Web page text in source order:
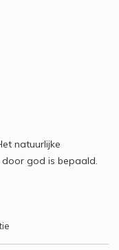
natuurlijke
god is bepaald.